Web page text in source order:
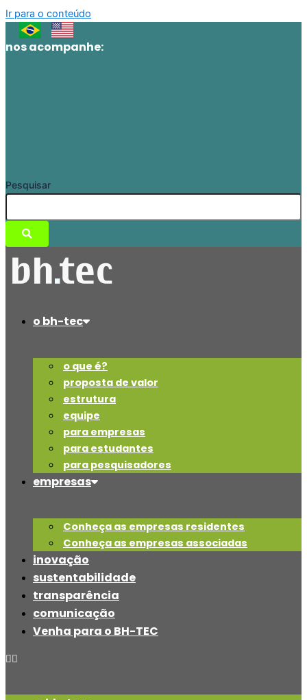
Ir para o conteúdo
nos acompanhe:
Pesquisar
o bh-tec
o que é?
proposta de valor
estrutura
equipe
para empresas
para estudantes
para pesquisadores
empresas
Conheça as empresas residentes
Conheça as empresas associadas
inovação
sustentabilidade
transparência
comunicação
Venha para o BH-TEC